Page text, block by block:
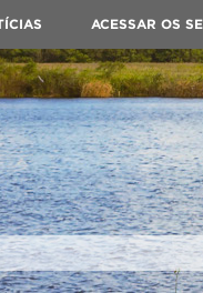
ACESSAR OS